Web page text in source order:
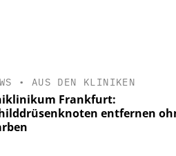
• AUS DEN KLINIKEN
Frankfurt:
entfernen